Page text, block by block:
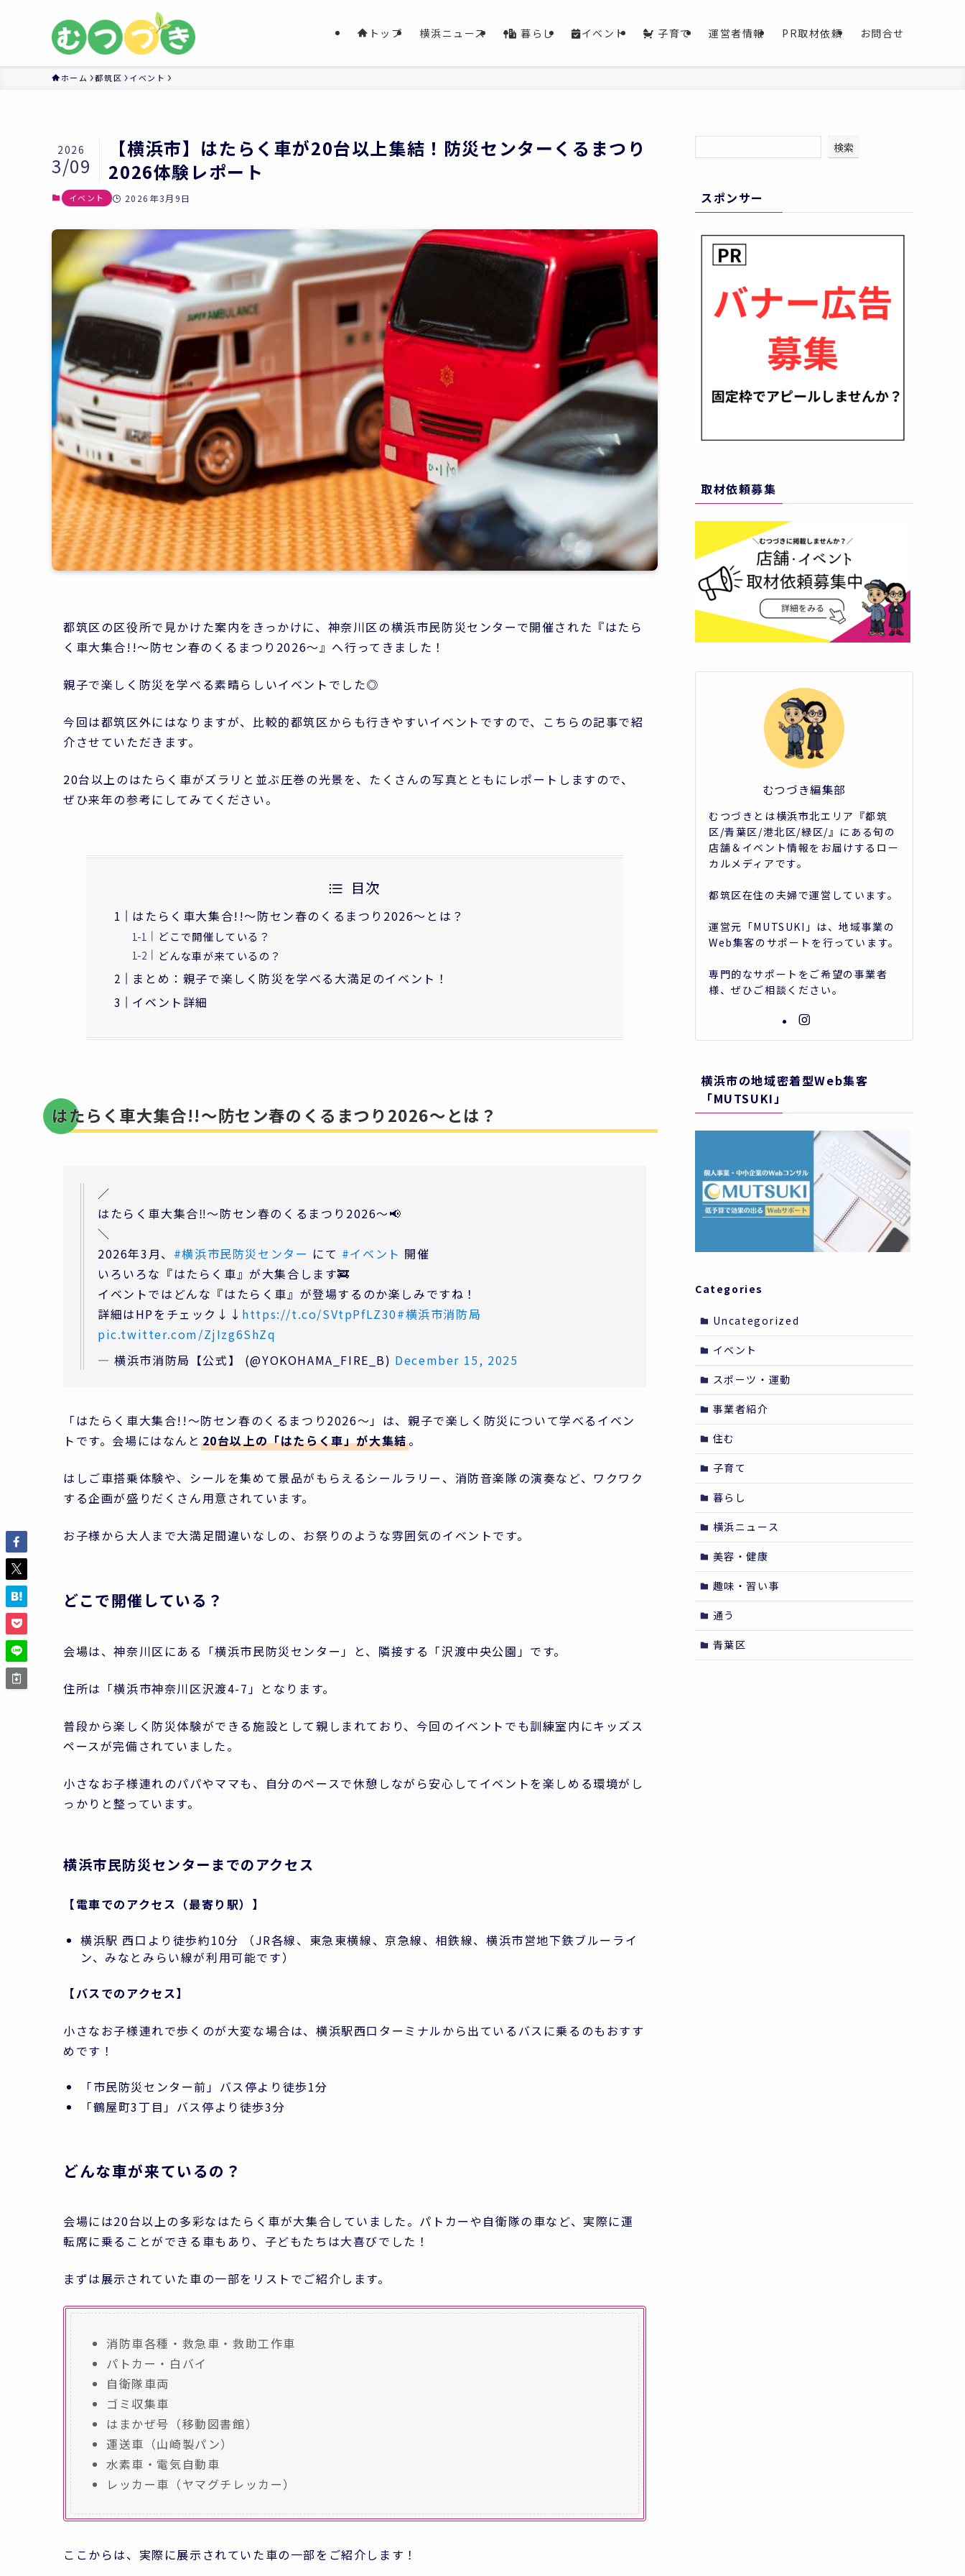
トップ 横浜ニュース 暮らし イベント 子育て 運営者情報 PR取材依頼 お問合せ
ホーム 都筑区 イベント
【横浜市】はたらく車が20台以上集結！防災センターくるまつり
2026体験レポート
2026
3/09
イベント 2026年3月9日
都筑区の区役所で見かけた案内をきっかけに、神奈川区の横浜市民防災センターで開催された『はたら
く車大集合!!～防セン春のくるまつり2026～』へ行ってきました！
親子で楽しく防災を学べる素晴らしいイベントでした◎
今回は都筑区外にはなりますが、比較的都筑区からも行きやすいイベントですので、こちらの記事で紹
介させていただきます。
20台以上のはたらく車がズラリと並ぶ圧巻の光景を、たくさんの写真とともにレポートしますので、
ぜひ来年の参考にしてみてください。
目次
はたらく車大集合!!～防セン春のくるまつり2026～とは？
どこで開催している？
どんな車が来ているの？
まとめ：親子で楽しく防災を学べる大満足のイベント！
イベント詳細
はたらく車大集合!!～防セン春のくるまつり2026～とは？
／
はたらく車大集合‼～防セン春のくるまつり2026～📢
＼
2026年3月、 #横浜市民防災センター にて #イベント 開催
いろいろな『はたらく車』が大集合します🚒
イベントではどんな『はたらく車』が登場するのか楽しみですね！
詳細はHPをチェック↓↓ https://t.co/SVtpPfLZ30#横浜市消防局
pic.twitter.com/ZjIzg6ShZq
— 横浜市消防局【公式】 (@YOKOHAMA_FIRE_B) December 15, 2025
「はたらく車大集合!!～防セン春のくるまつり2026～」は、親子で楽しく防災について学べるイベン
トです。会場にはなんと 20台以上の「はたらく車」が大集結。
はしご車搭乗体験や、シールを集めて景品がもらえるシールラリー、消防音楽隊の演奏など、ワクワク
する企画が盛りだくさん用意されています。
お子様から大人まで大満足間違いなしの、お祭りのような雰囲気のイベントです。
どこで開催している？
会場は、神奈川区にある「横浜市民防災センター」と、隣接する「沢渡中央公園」です。
住所は「横浜市神奈川区沢渡4-7」となります。
普段から楽しく防災体験ができる施設として親しまれており、今回のイベントでも訓練室内にキッズス
ペースが完備されていました。
小さなお子様連れのパパやママも、自分のペースで休憩しながら安心してイベントを楽しめる環境がし
っかりと整っています。
横浜市民防災センターまでのアクセス
【電車でのアクセス（最寄り駅）】
横浜駅 西口より徒歩約10分 （JR各線、東急東横線、京急線、相鉄線、横浜市営地下鉄ブルーライ
ン、みなとみらい線が利用可能です）
【バスでのアクセス】
小さなお子様連れで歩くのが大変な場合は、横浜駅西口ターミナルから出ているバスに乗るのもおすす
めです！
「市民防災センター前」バス停より徒歩1分
「鶴屋町3丁目」バス停より徒歩3分
どんな車が来ているの？
会場には20台以上の多彩なはたらく車が大集合していました。パトカーや自衛隊の車など、実際に運
転席に乗ることができる車もあり、子どもたちは大喜びでした！
まずは展示されていた車の一部をリストでご紹介します。
消防車各種・救急車・救助工作車
パトカー・白バイ
自衛隊車両
ゴミ収集車
はまかぜ号（移動図書館）
運送車（山崎製パン）
水素車・電気自動車
レッカー車（ヤマグチレッカー）
ここからは、実際に展示されていた車の一部をご紹介します！
検索
スポンサー
取材依頼募集
むつづき編集部
むつづきとは横浜市北エリア『都筑
区/青葉区/港北区/緑区/』にある旬の
店舗＆イベント情報をお届けするロー
カルメディアです。
都筑区在住の夫婦で運営しています。
運営元「MUTSUKI」は、地域事業の
Web集客のサポートを行っています。
専門的なサポートをご希望の事業者
様、ぜひご相談ください。
横浜市の地域密着型Web集客
「MUTSUKI」
Categories
Uncategorized
イベント
スポーツ・運動
事業者紹介
住む
子育て
暮らし
横浜ニュース
美容・健康
趣味・習い事
通う
青葉区